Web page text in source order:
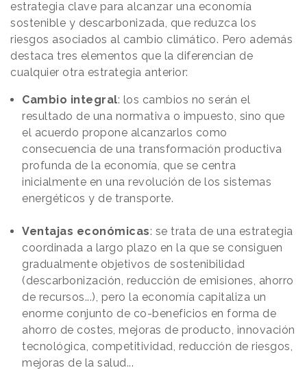
estrategia clave para alcanzar una economía
sostenible y descarbonizada, que reduzca los
riesgos asociados al cambio climático. Pero además
destaca tres elementos que la diferencian de
cualquier otra estrategia anterior:
Cambio integral: los cambios no serán el
resultado de una normativa o impuesto, sino que
el acuerdo propone alcanzarlos como
consecuencia de una transformación productiva
profunda de la economía, que se centra
inicialmente en una revolución de los sistemas
energéticos y de transporte.
Ventajas económicas: se trata de una estrategia
coordinada a largo plazo en la que se consiguen
gradualmente objetivos de sostenibilidad
(descarbonización, reducción de emisiones, ahorro
de recursos...), pero la economía capitaliza un
enorme conjunto de co-beneficios en forma de
ahorro de costes, mejoras de producto, innovación
tecnológica, competitividad, reducción de riesgos,
mejoras de la salud...